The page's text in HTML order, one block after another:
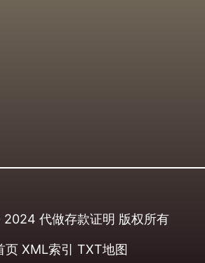
2024 代做存款证明 版权所有
页 XML索引 TXT地图